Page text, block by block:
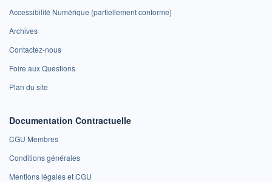
Accessibilité Numérique (partiellement conforme)
Archives
Contactez-nous
Foire aux Questions
Plan du site
Documentation Contractuelle
CGU Membres
Conditions générales
Mentions légales et CGU